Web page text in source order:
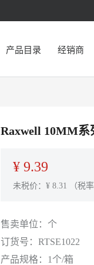
产品目录 经销商
Raxwell 10MM系
¥ 9.39
未税价：¥ 8.31 （税
售卖单位： 个
订货号： RTSE1022
产品规格： 1个/箱